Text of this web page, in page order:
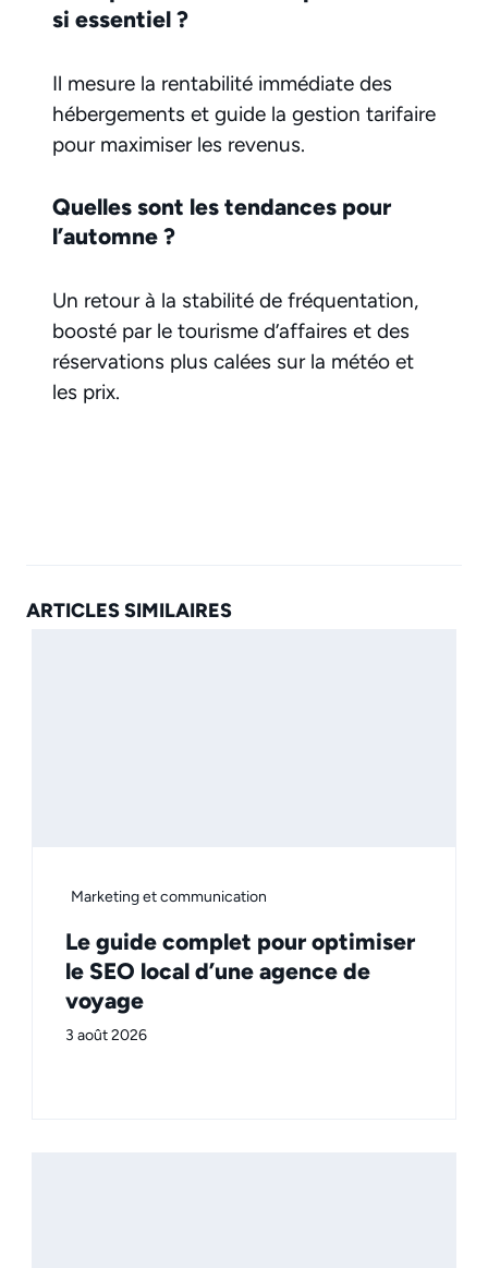
si essentiel ?
Il mesure la rentabilité immédiate des
hébergements et guide la gestion tarifaire
pour maximiser les revenus.
Quelles sont les tendances pour
l’automne ?
Un retour à la stabilité de fréquentation,
boosté par le tourisme d’affaires et des
réservations plus calées sur la météo et
les prix.
ARTICLES SIMILAIRES
Marketing et communication
Le guide complet pour optimiser
le SEO local d’une agence de
voyage
3 août 2026